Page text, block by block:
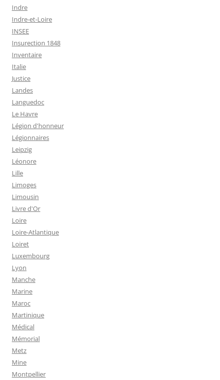
Indre
Indre-et-Loire
INSEE
Insurection 1848
Inventaire
Italie
Justice
Landes
Languedoc
Le Havre
Légion d'honneur
Légionnaires
Leipzig
Léonore
Lille
Limoges
Limousin
Livre d'Or
Loire
Loire-Atlantique
Loiret
Luxembourg
Lyon
Manche
Marine
Maroc
Martinique
Médical
Mémorial
Metz
Mine
Montpellier